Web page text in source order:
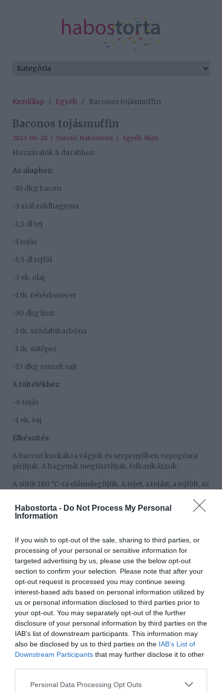
Habostorta - Do Not Process My Personal
Information
If you wish to opt-out of the sale, sharing to third parties, or
processing of your personal or sensitive information for
targeted advertising by us, please use the below opt-out
section to confirm your selection. Please note that after your
opt-out request is processed you may continue seeing
interest-based ads based on personal information utilized by
us or personal information disclosed to third parties prior to
your opt-out. You may separately opt-out of the further
disclosure of your personal information by third parties on the
IAB’s list of downstream participants. This information may
also be disclosed by us to third parties on the IAB’s List of
Downstream Participants that may further disclose it to other
Please note that this website/app uses one or more Google
Personal Data Processing Opt Outs
Kezdőlap / Egyéb / Baconos tojásmuffin
Baconos tojásmuffin
2023-06-28 / Szerző: Habostorta / Egyéb, Rúzs
Hozzávalók 6 darabhoz
Az alaphoz:
-10 dkg bacon
-3 szál zöldhagyma
-1,5 dl tej
-1 tojás
-1,5 dl tejföl
-3 ek. olaj
-1 tk. fehérborecet
-30 dkg liszt
-1 tk. szódabikarbóna
-1 tk. sütőpor
-15 dkg reszelt sajt
A töltelékhez
-6 tojás
-1 ek. vaj
Elkészítés:
A bacont kockákra vágjuk és serpenyőben ropogósra
pirítjuk. A hagymát megtisztítjuk, felkarikázzuk.
A sütőt 180 °C-ra előmelegítjük. A tejet, a tojást, a tejfölt, az
szódabikarbónát és a sütőport összekeverjük, majd a
tojásos masszába keverjük. Beleforgatjuk a
Nagyobb, 6 részes muffinsütőre lesz szükség, amit
bőségesen kikenünk vajjal. (Ha nincs nagy
muffinsütőnk, használjunk inkább szuffléformákat.)
Mindegyikbe 1-1 tojást ütünk. Erre öntjük a kész tésztát,
megszórjuk a sajttal, és a sütőben 30 perc alatt
aranybarnára sütjük.
Munka: kb. 20 perc
Fogyasztható: kb. 1 óra múlva
Megosztás: Facebook Twitter Pinterest
Címkék: recept,tojás,reggeli ,Bacon